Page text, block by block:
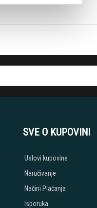
SVE O KUPOVINI
Uslovi kupovine
Naručivanje
Načini Plaćanja
Isporuka